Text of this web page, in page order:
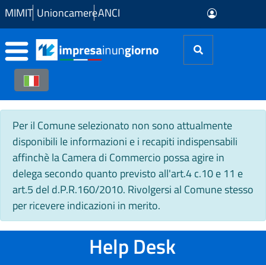
Skip to Main Content
MIMIT UnioncamereANCI
Per il Comune selezionato non sono attualmente
disponibili le informazioni e i recapiti indispensabili
affinchè la Camera di Commercio possa agire in
delega secondo quanto previsto all'art.4 c.10 e 11 e
art.5 del d.P.R.160/2010. Rivolgersi al Comune stesso
per ricevere indicazioni in merito.
Help Desk